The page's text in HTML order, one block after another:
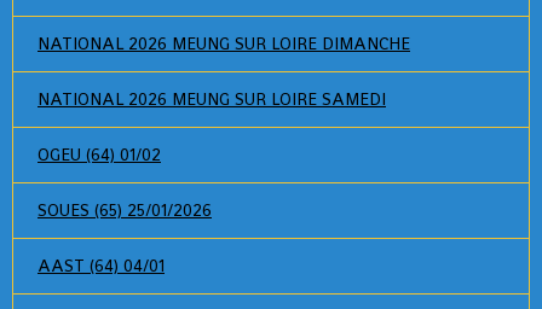
NATIONAL 2026 MEUNG SUR LOIRE DIMANCHE
NATIONAL 2026 MEUNG SUR LOIRE SAMEDI
OGEU (64) 01/02
SOUES (65) 25/01/2026
AAST (64) 04/01